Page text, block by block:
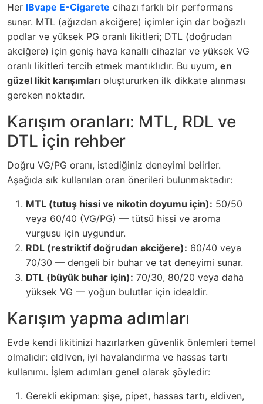
Her IBvape E-Cigarete cihazı farklı bir performans
sunar. MTL (ağızdan akciğere) içimler için dar boğazlı
podlar ve yüksek PG oranlı likitleri; DTL (doğrudan
akciğere) için geniş hava kanallı cihazlar ve yüksek VG
oranlı likitleri tercih etmek mantıklıdır. Bu uyum, en
güzel likit karışımları oluştururken ilk dikkate alınması
gereken noktadır.
Karışım oranları: MTL, RDL ve
DTL için rehber
Doğru VG/PG oranı, istediğiniz deneyimi belirler.
Aşağıda sık kullanılan oran önerileri bulunmaktadır:
MTL (tutuş hissi ve nikotin doyumu için): 50/50
veya 60/40 (VG/PG) — tütsü hissi ve aroma
vurgusu için uygundur.
RDL (restriktif doğrudan akciğere): 60/40 veya
70/30 — dengeli bir buhar ve tat deneyimi sunar.
DTL (büyük buhar için): 70/30, 80/20 veya daha
yüksek VG — yoğun bulutlar için idealdir.
Karışım yapma adımları
Evde kendi likitinizi hazırlarken güvenlik önlemleri temel
olmalıdır: eldiven, iyi havalandırma ve hassas tartı
kullanımı. İşlem adımları genel olarak şöyledir:
Gerekli ekipman: şişe, pipet, hassas tartı, eldiven,